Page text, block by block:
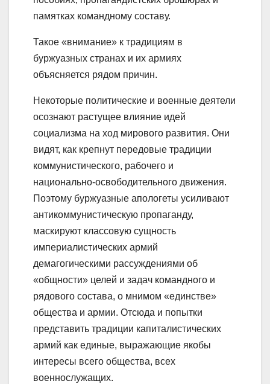
памятках командному составу.
Такое «внимание» к традициям в
буржуазных странах и их армиях
объясняется рядом причин.
Некоторые политические и военные деятели
осознают растущее влияние идей
социализма на ход мирового развития. Они
видят, как крепнут передовые традиции
коммунистического, рабочего и
национально-освободительного движения.
Поэтому буржуазные апологеты усиливают
антикоммунистическую пропаганду,
маскируют классовую сущность
империалистических армий
демагогическими рассуждениями об
«общности» целей и задач командного и
рядового состава, о мнимом «единстве»
общества и армии. Отсюда и попытки
представить традиции капиталистических
армий как единые, выражающие якобы
интересы всего общества, всех
военнослужащих.